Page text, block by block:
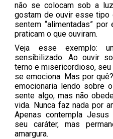
não se colocam sob a
gostam de ouvir esse tipo
sentem “alimentadas”
praticam o que ouviram.
Veja esse exemplo:
sensibilizado. Ao ouvir
terno e misericordioso,
se emociona. Mas por
emocionaria lendo sobre
sente algo, mas não
vida. Nunca faz nada por
Apenas contempla
seu caráter, mas
amargura.